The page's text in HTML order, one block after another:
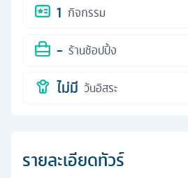
1 กิจกรรม
- ร้านช้อปปิ้ง
ไม่มี วันอิสระ
รายละเอียดทัวร์